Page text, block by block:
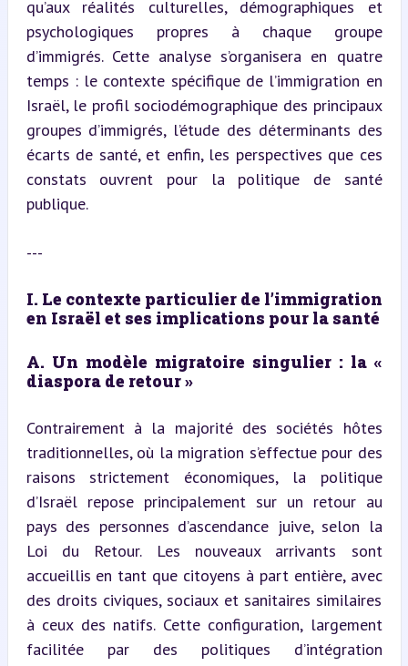
qu’aux réalités culturelles, démographiques et
psychologiques propres à chaque groupe
d’immigrés. Cette analyse s’organisera en quatre
temps : le contexte spécifique de l’immigration en
Israël, le profil sociodémographique des principaux
groupes d’immigrés, l’étude des déterminants des
écarts de santé, et enfin, les perspectives que ces
constats ouvrent pour la politique de santé
publique.
---
I. Le contexte particulier de l’immigration
en Israël et ses implications pour la santé
A. Un modèle migratoire singulier : la «
diaspora de retour »
Contrairement à la majorité des sociétés hôtes
traditionnelles, où la migration s’effectue pour des
raisons strictement économiques, la politique
d’Israël repose principalement sur un retour au
pays des personnes d’ascendance juive, selon la
Loi du Retour. Les nouveaux arrivants sont
accueillis en tant que citoyens à part entière, avec
des droits civiques, sociaux et sanitaires similaires
à ceux des natifs. Cette configuration, largement
facilitée par des politiques d’intégration